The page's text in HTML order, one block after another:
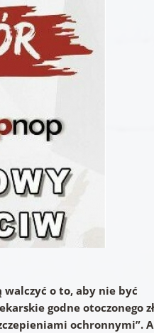
walczyć o to, aby nie być
godne otoczonego
ochronnymi”.